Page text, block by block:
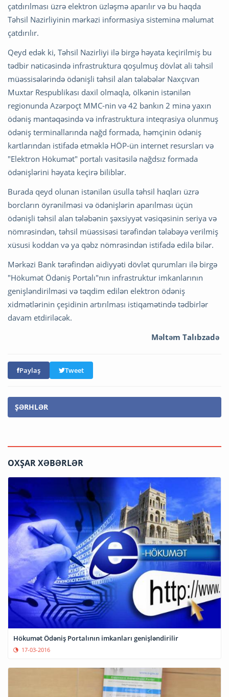
çatdırılması üzrə elektron üzləşmə aparılır və bu haqda
Təhsil Nazirliyinin mərkəzi informasiya sisteminə məlumat
çatdırılır.
Qeyd edək ki, Təhsil Nazirliyi ilə birgə həyata keçirilmiş bu
tədbir nəticəsində infrastruktura qoşulmuş dövlət ali təhsil
müəssisələrində ödənişli təhsil alan tələbələr Naxçıvan
Muxtar Respublikası daxil olmaqla, ölkənin istənilən
regionunda Azərpoçt MMC-nin və 42 bankın 2 minə yaxın
ödəniş məntəqəsində və infrastruktura inteqrasiya olunmuş
ödəniş terminallarında nağd formada, həmçinin ödəniş
kartlarından istifadə etməklə HÖP-ün internet resursları və
"Elektron Hökumət" portalı vasitəsilə nağdsız formada
ödənişlərini həyata keçirə biliblər.
Burada qeyd olunan istənilən üsulla təhsil haqları üzrə
borcların öyrənilməsi və ödənişlərin aparılması üçün
ödənişli təhsil alan tələbənin şəxsiyyət vəsiqəsinin seriya və
nömrəsindən, təhsil müəssisəsi tərəfindən tələbəyə verilmiş
xüsusi koddan və ya qəbz nömrəsindən istifadə edilə bilər.
Mərkəzi Bank tərəfindən aidiyyəti dövlət qurumları ilə birgə
"Hökumət Ödəniş Portalı"nın infrastruktur imkanlarının
genişləndirilməsi və təqdim edilən elektron ödəniş
xidmətlərinin çeşidinin artırılması istiqamətində tədbirlər
davam etdiriləcək.
Məltəm Talıbzadə
Paylaş Tweet
ŞƏRHLƏR
OXŞAR XƏBƏRLƏR
Hökumət Ödəniş Portalının imkanları genişləndirilir
17-03-2016